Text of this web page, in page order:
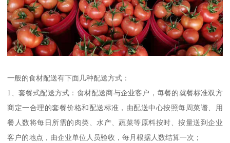
一般的食材配送有下面几种配送方式：
1、套餐式配送方式：食材配送商与企业客户，每餐的就餐标准双方
商定一合理的套餐价格和配送标准，由配送中心按照每周菜谱、用
餐人数将每日所需的肉类、水产、蔬菜等原料按时、按量送到企业
客户的地点，由企业单位人员验收，每月根据人数结算一次；